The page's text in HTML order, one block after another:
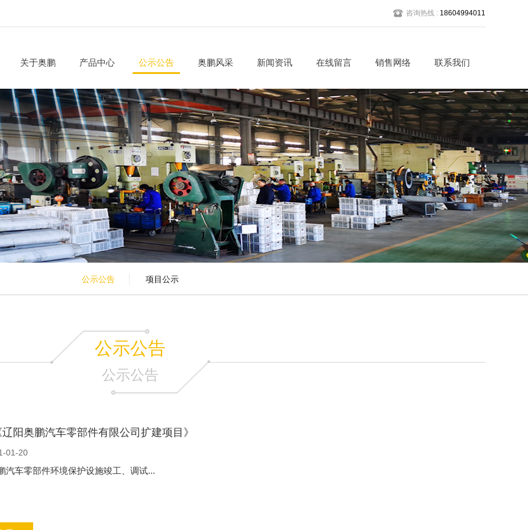
咨询热线 : 18604994011
关于奥鹏
公司简介
企业文化
荣誉资质
产品中心
汽车悬架弹簧
汽车用橡塑件
底盘用小型冲压件
汽车用标准件
公示公告
公示公告
项目公示
奥鹏风采
生产环境
实力设备
新闻资讯
公司动态
行业快讯
在线留言 销售网络 联系我们
公示公告 项目公示
公示公告
公示公告
阳奥鹏汽车零部件有限公司扩建项目》
01-20
汽车零部件环境保护设施竣工、调试...